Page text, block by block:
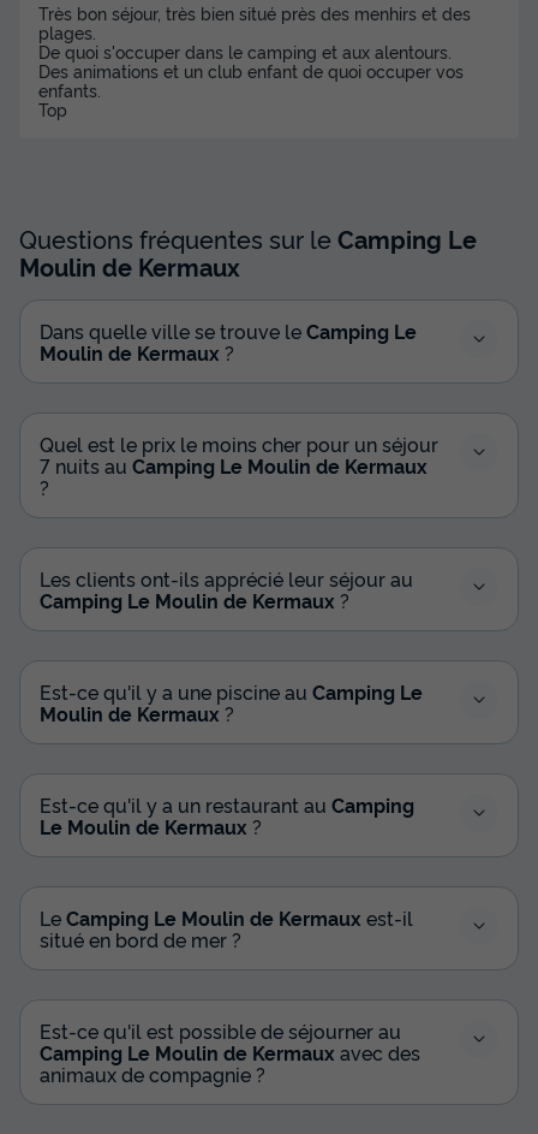
Très bon séjour, très bien situé près des menhirs et des
plages.
De quoi s'occuper dans le camping et aux alentours.
Des animations et un club enfant de quoi occuper vos
enfants.
Top
Questions fréquentes sur leCamping Le
Moulin de Kermaux
Dans quelle ville se trouve leCamping Le
Moulin de Kermaux ?
Quel est le prix le moins cher pour un séjour
7 nuits au Camping Le Moulin de Kermaux
?
Les clients ont-ils apprécié leur séjour au
Camping Le Moulin de Kermaux ?
Est-ce qu'il y a une piscine au Camping Le
Moulin de Kermaux ?
Est-ce qu'il y a un restaurant au Camping
Le Moulin de Kermaux ?
LeCamping Le Moulin de Kermaux est-il
situé en bord de mer ?
Est-ce qu'il est possible de séjourner au
Camping Le Moulin de Kermaux avec des
animaux de compagnie ?